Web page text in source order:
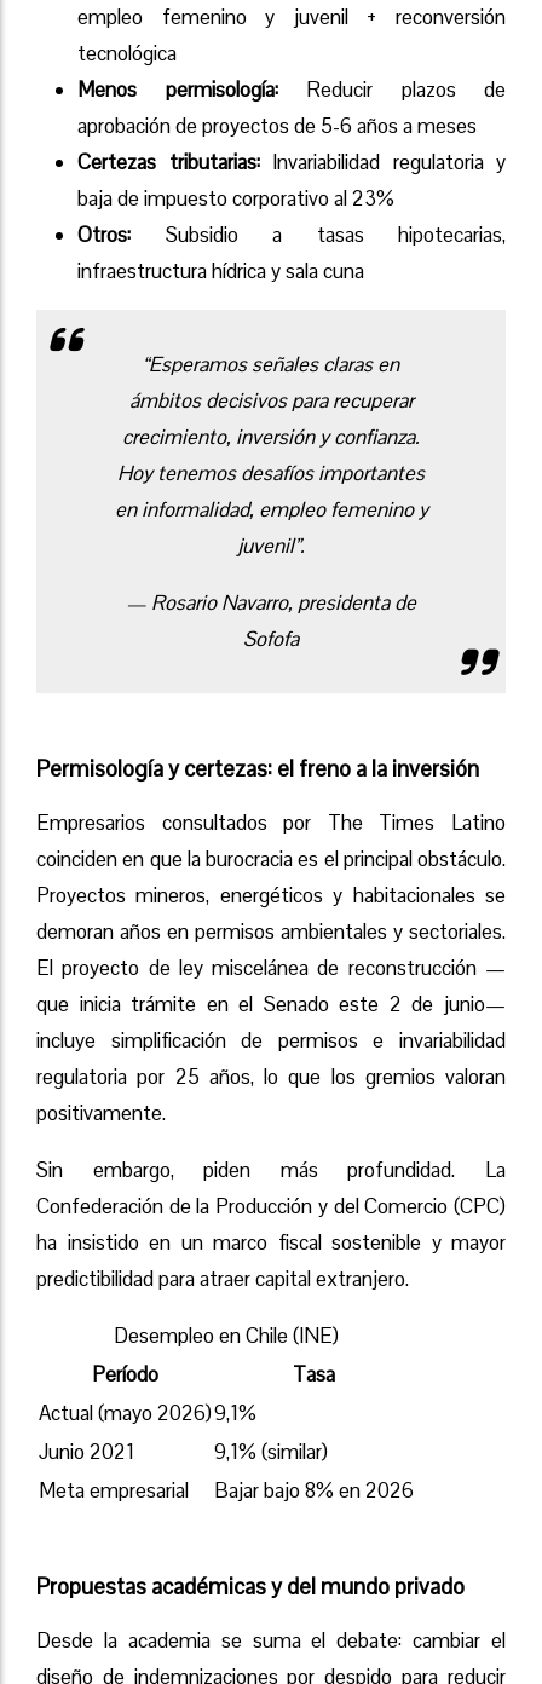
empleo femenino y juvenil + reconversión
tecnológica
Menos permisología:Reducir plazos de
aprobación de proyectos de 5-6 años a meses
Certezas tributarias:Invariabilidad regulatoria y
baja de impuesto corporativo al 23%
Otros: Subsidio a tasas hipotecarias,
infraestructura hídrica y sala cuna
“Esperamos señales claras en
ámbitos decisivos para recuperar
crecimiento, inversión y confianza.
Hoy tenemos desafíos importantes
en informalidad, empleo femenino y
juvenil”.
— Rosario Navarro, presidenta de
Sofofa
Permisología y certezas: el freno a la inversión
Empresarios consultados por The Times Latino
coinciden en que la burocracia es el principal obstáculo.
Proyectos mineros, energéticos y habitacionales se
demoran años en permisos ambientales y sectoriales.
El proyecto de ley miscelánea de reconstrucción —
que inicia trámite en el Senado este 2 de junio—
incluye simplificación de permisos e invariabilidad
regulatoria por 25 años, lo que los gremios valoran
positivamente.
Sin embargo, piden más profundidad. La
Confederación de la Producción y del Comercio (CPC)
ha insistido en un marco fiscal sostenible y mayor
predictibilidad para atraer capital extranjero.
Desempleo en Chile (INE)
Período
Tasa
Actual (mayo 2026)9,1%
Junio 2021
9,1% (similar)
Meta empresarial
Bajar bajo 8% en 2026
Propuestas académicas y del mundo privado
Desde la academia se suma el debate: cambiar el
diseño de indemnizaciones por despido para reducir